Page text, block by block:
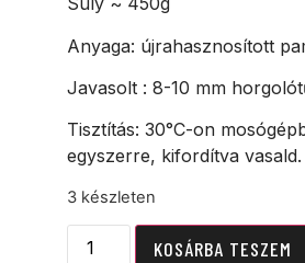
Anyaga: újrahasznosított
Javasolt : 8-10 mm
Tisztítás: 30°C-on
egyszerre, kifordítva vasald.
3 készleten
KOSÁRBA TESZEM